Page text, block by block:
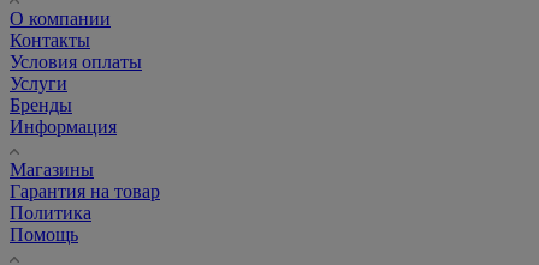
О компании
Контакты
Условия оплаты
Услуги
Бренды
Информация
Магазины
Гарантия на товар
Политика
Помощь